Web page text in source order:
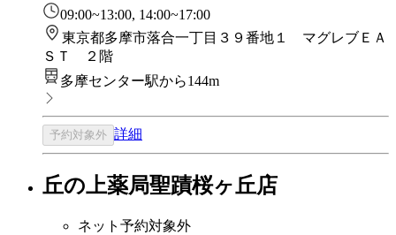
09:00~13:00, 14:00~17:00
東京都多摩市落合一丁目３９番地１ マグレブＥＡ
ＳＴ ２階
多摩センター駅から144m
予約対象外 詳細
丘の上薬局聖蹟桜ヶ丘店
ネット予約対象外